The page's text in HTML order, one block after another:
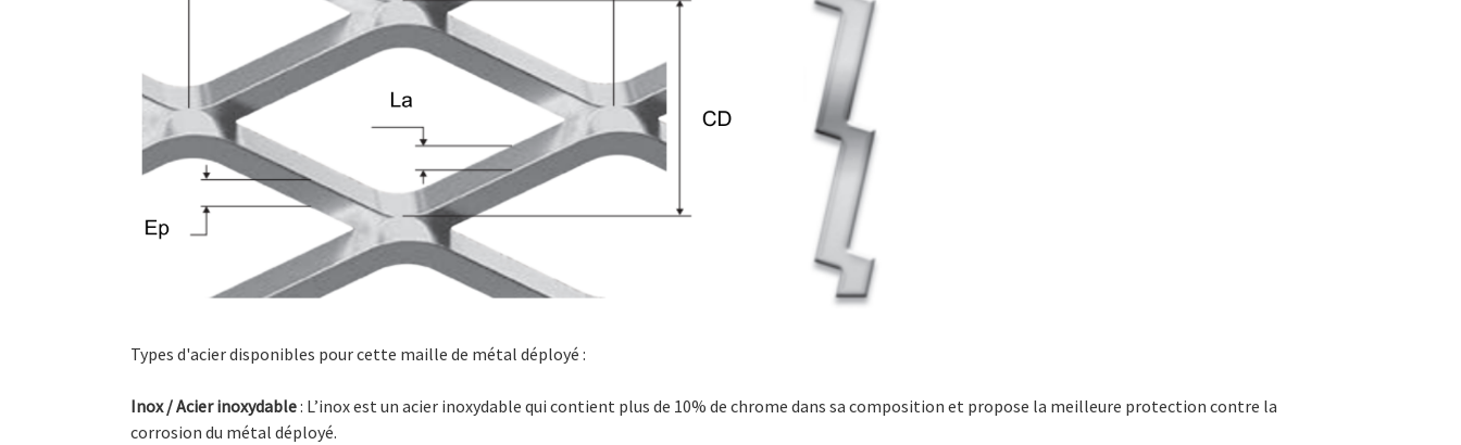
Types d'acier disponibles pour cette maille de métal déployé :
Inox / Acier inoxydable: L’inox est un acier inoxydable qui contient plus de 10% de chrome dans sa composition et propose la meilleure protection contre la
corrosion du métal déployé.